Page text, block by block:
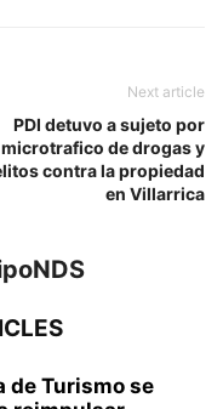
Next article
PDI detuvo a sujeto por
microtrafico de drogas y
contra la propiedad
en Villarrica
de Turismo se